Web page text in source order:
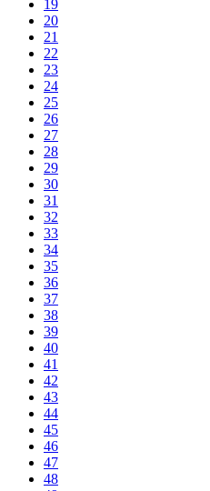
19
20
21
22
23
24
25
26
27
28
29
30
31
32
33
34
35
36
37
38
39
40
41
42
43
44
45
46
47
48